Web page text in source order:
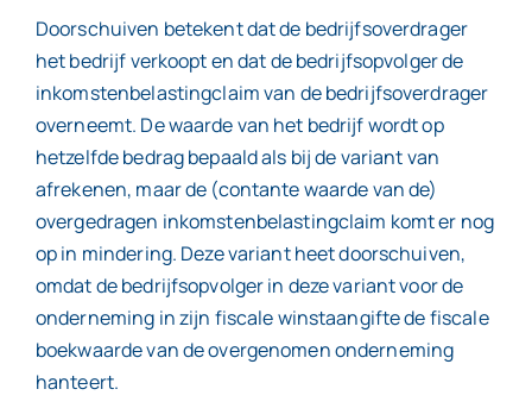
Doorschuiven betekent dat de bedrijfsoverdrager
het bedrijf verkoopt en dat de bedrijfsopvolger de
inkomstenbelastingclaim van de bedrijfsoverdrager
overneemt. De waarde van het bedrijf wordt op
hetzelfde bedrag bepaald als bij de variant van
afrekenen, maar de (contante waarde van de)
overgedragen inkomstenbelastingclaim komt er nog
op in mindering. Deze variant heet doorschuiven,
omdat de bedrijfsopvolger in deze variant voor de
onderneming in zijn fiscale winstaangifte de fiscale
boekwaarde van de overgenomen onderneming
hanteert.